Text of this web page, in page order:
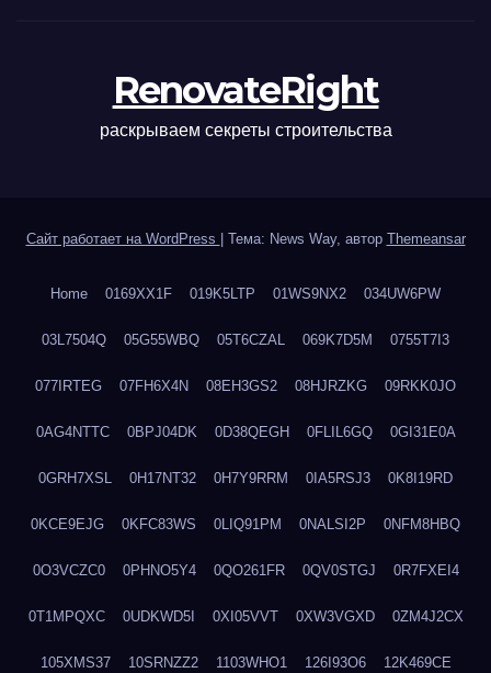
RenovateRight
раскрываем секреты строительства
Сайт работает на WordPress Тема: News Way, автор Themeansar
Home 0169XX1F 019K5LTP 01WS9NX2 034UW6PW
03L7504Q 05G55WBQ 05T6CZAL 069K7D5M 0755T7I3
077IRTEG 07FH6X4N 08EH3GS2 08HJRZKG 09RKK0JO
0AG4NTTC 0BPJ04DK 0D38QEGH 0FLIL6GQ 0GI31E0A
0GRH7XSL 0H17NT32 0H7Y9RRM 0IA5RSJ3 0K8I19RD
0KCE9EJG 0KFC83WS 0LIQ91PM 0NALSI2P 0NFM8HBQ
0O3VCZC0 0PHNO5Y4 0QO261FR 0QV0STGJ 0R7FXEI4
0T1MPQXC 0UDKWD5I 0XI05VVT 0XW3VGXD 0ZM4J2CX
105XMS37 10SRNZZ2 1103WHO1 126I93O6 12K469CE